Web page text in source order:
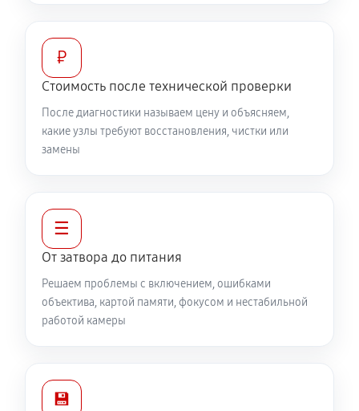
₽
Стоимость после технической проверки
После диагностики называем цену и объясняем,
какие узлы требуют восстановления, чистки или
замены
☰
От затвора до питания
Решаем проблемы с включением, ошибками
объектива, картой памяти, фокусом и нестабильной
работой камеры
💾